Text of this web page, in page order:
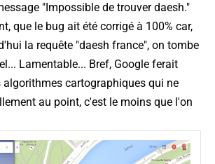
" Impossible de trouver daesh."
que le bug ait été corrigé à 100% car,
la requête "daesh france", on tombe
Lamentable... Bref, Google ferait
algorithmes cartographiques qui ne
au point, c'est le moins que l'on